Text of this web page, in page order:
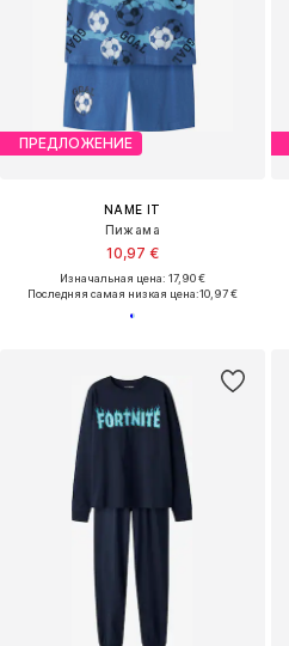
ПРЕДЛОЖЕНИЕ
NAME IT
Пижама
10,97 €
Изначальная цена: 17,90 €
Последняя самая низкая цена:10,97 €